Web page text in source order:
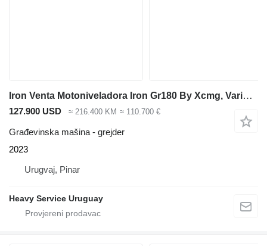
Iron Venta Motoniveladora Iron Gr180 By Xcmg, Varios Modelos
127.900 USD ≈ 216.400 KM ≈ 110.700 €
Građevinska mašina - grejder
2023
Urugvaj, Pinar
Heavy Service Uruguay